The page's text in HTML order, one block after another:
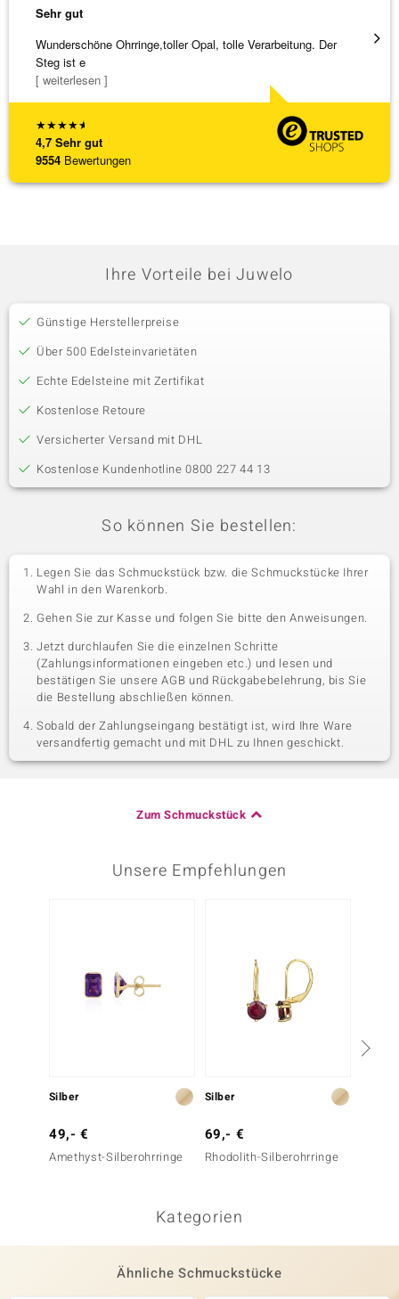
★★★★★
4,7 Sehr gut
9554 Bewertungen
Sehr gut
Wunderschöne Ohrringe,toller Opal, tolle Verarbeitung. Der
Steg ist e
[ weiterlesen ]
Alles
Ihre Vorteile bei Juwelo
Günstige Herstellerpreise
Über 500 Edelsteinvarietäten
Echte Edelsteine mit Zertifikat
Kostenlose Retoure
Versicherter Versand mit DHL
Kostenlose Kundenhotline 0800 227 44 13
So können Sie bestellen:
Legen Sie das Schmuckstück bzw. die Schmuckstücke Ihrer
Wahl in den Warenkorb.
Gehen Sie zur Kasse und folgen Sie bitte den Anweisungen.
Jetzt durchlaufen Sie die einzelnen Schritte
(Zahlungsinformationen eingeben etc.) und lesen und
bestätigen Sie unsere AGB und Rückgabebelehrung, bis Sie
die Bestellung abschließen können.
Sobald der Zahlungseingang bestätigt ist, wird Ihre Ware
versandfertig gemacht und mit DHL zu Ihnen geschickt.
Zum Schmuckstück
Unsere Empfehlungen
Silber
49,- €
Amethyst-Silberohrringe
Silber
69,- €
Rhodolith-Silberohrringe
Kategorien
Ähnliche Schmuckstücke